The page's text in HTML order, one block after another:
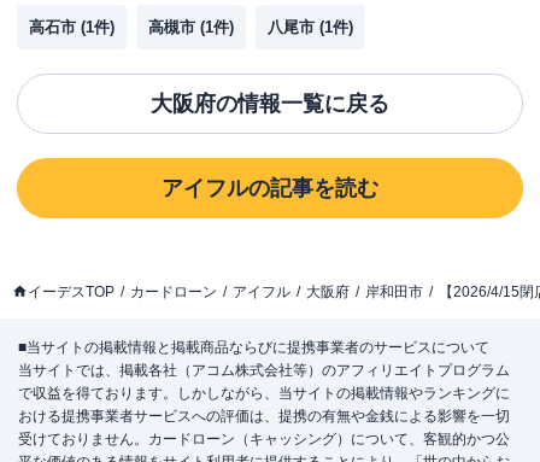
高石市 (1件) 高槻市 (1件) 八尾市 (1件)
大阪府の情報一覧に戻る
アイフルの記事を読む
イーデスTOP カードローン アイフル 大阪府 岸和田市 【2026/4/15
■当サイトの掲載情報と掲載商品ならびに提携事業者のサービスについて
当サイトでは、掲載各社（アコム株式会社等）のアフィリエイトプログラム
で収益を得ております。しかしながら、当サイトの掲載情報やランキングに
おける提携事業者サービスへの評価は、提携の有無や金銭による影響を一切
受けておりません。カードローン（キャッシング）について、客観的かつ公